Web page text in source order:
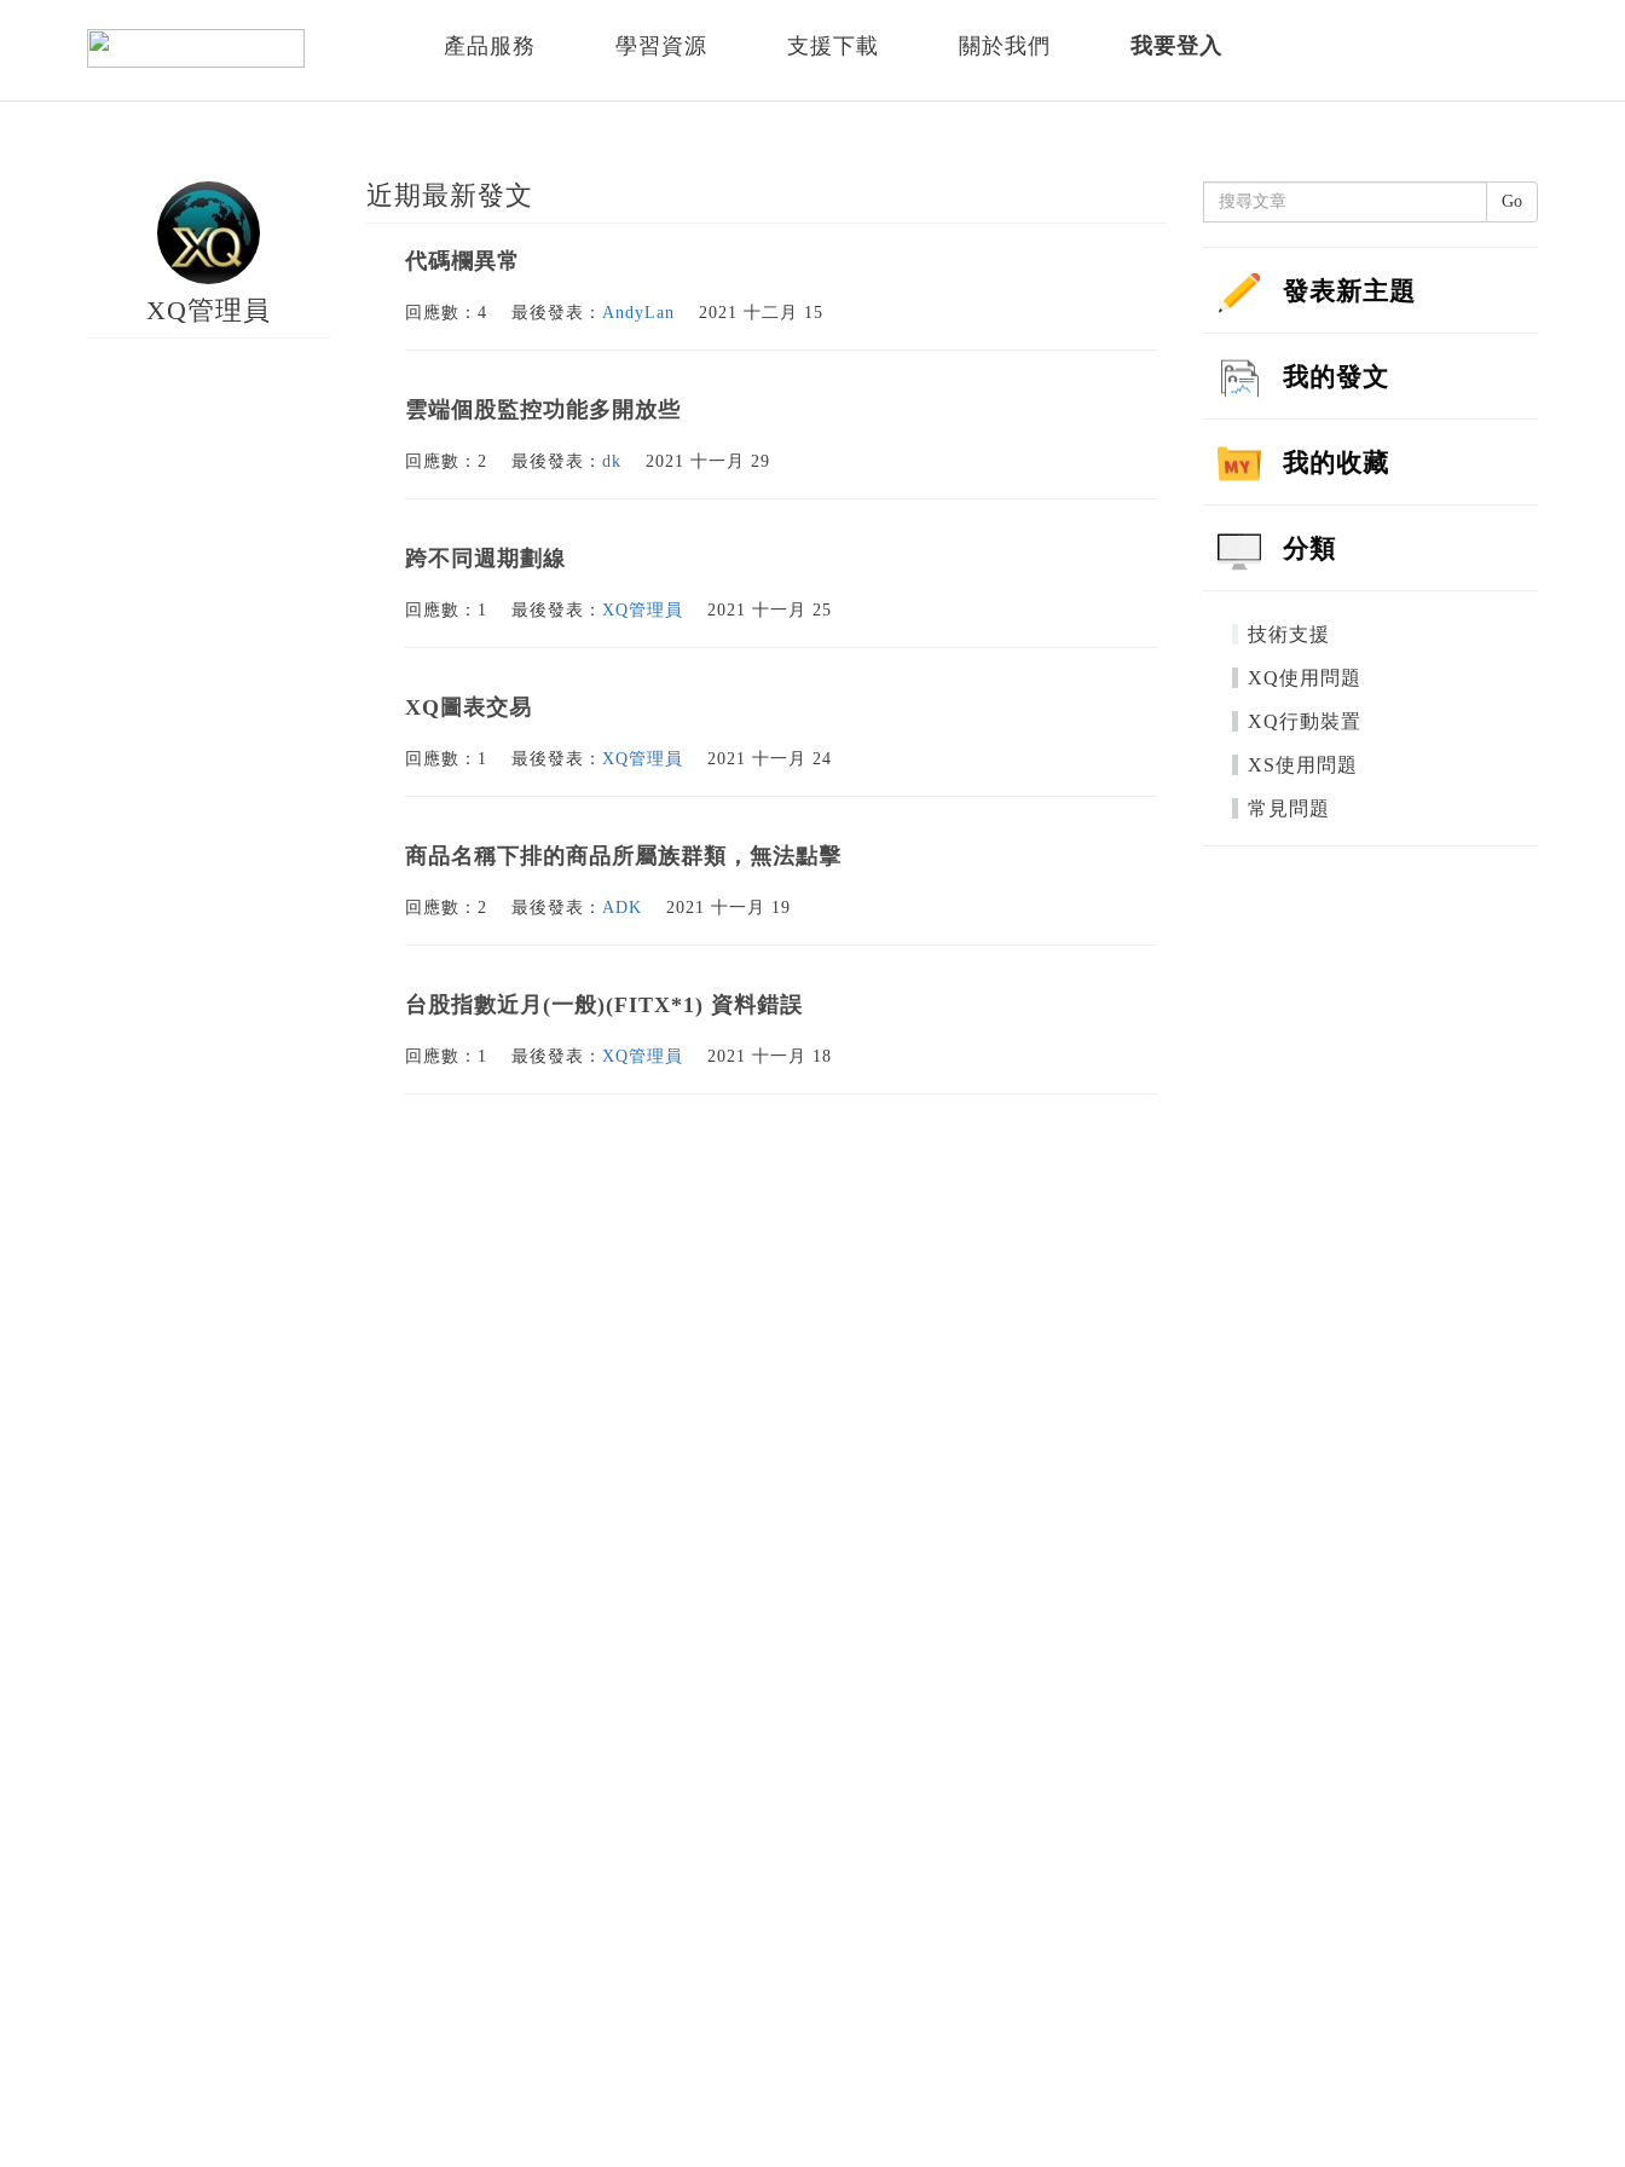
產品服務 學習資源 支援下載 關於我們 我要登入
XQ管理員
近期最新發文
代碼欄異常
回應數：4 最後發表： AndyLan 2021 十二月 15
雲端個股監控功能多開放些
回應數：2 最後發表： dk 2021 十一月 29
跨不同週期劃線
回應數：1 最後發表： XQ管理員 2021 十一月 25
XQ圖表交易
回應數：1 最後發表： XQ管理員 2021 十一月 24
商品名稱下排的商品所屬族群類，無法點擊
回應數：2 最後發表： ADK 2021 十一月 19
台股指數近月(一般)(FITX*1) 資料錯誤
回應數：1 最後發表： XQ管理員 2021 十一月 18
Go
發表新主題
我的發文
我的收藏
分類
技術支援
XQ使用問題
XQ行動裝置
XS使用問題
常見問題